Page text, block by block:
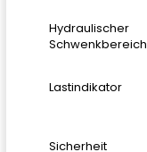
Hydraulischer
Schwenkbereich
Lastindikator
Sicherheit